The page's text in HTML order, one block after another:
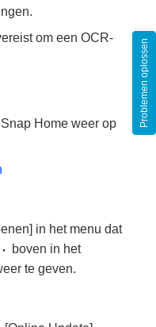
om een OCR-
Home weer op
in het menu dat
boven in het
te geven.
Problemen oplossen